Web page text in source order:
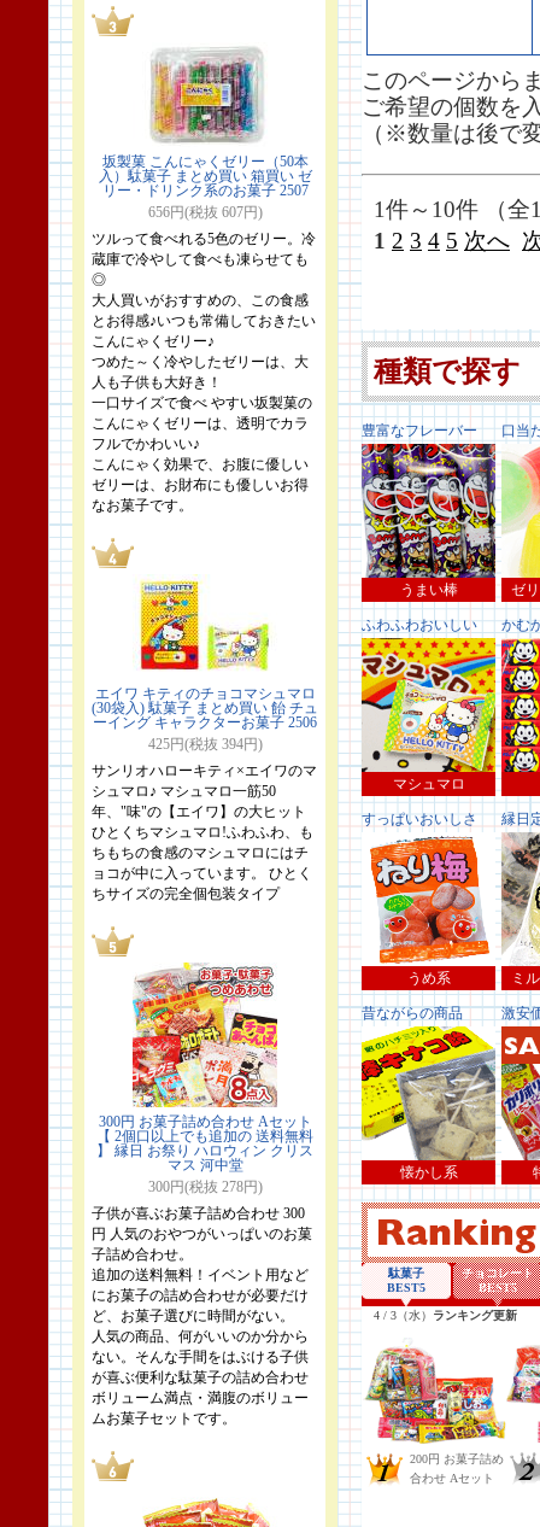
坂製菓 こんにゃくゼリー（50本
入）駄菓子 まとめ買い 箱買い ゼ
リー・ドリンク系のお菓子 2507
656円(税抜 607円)
ツルって食べれる5色のゼリー。冷
蔵庫で冷やして食べも凍らせても
◎
大人買いがおすすめの、この食感
とお得感♪いつも常備しておきたい
こんにゃくゼリー♪
つめた～く冷やしたゼリーは、大
人も子供も大好き！
一口サイズで食べ やすい坂製菓の
こんにゃくゼリーは、透明でカラ
フルでかわいい♪
こんにゃく効果で、お腹に優しい
ゼリーは、お財布にも優しいお得
なお菓子です。
エイワ キティのチョコマシュマロ
(30袋入) 駄菓子 まとめ買い 飴 チュ
ーイング キャラクターお菓子 2506
425円(税抜 394円)
サンリオハローキティ×エイワのマ
シュマロ♪ マシュマロ一筋50
年、"味"の【エイワ】の大ヒット
ひとくちマシュマロ!ふわふわ、も
ちもちの食感のマシュマロにはチ
ョコが中に入っています。 ひとく
ちサイズの完全個包装タイプ
300円 お菓子詰め合わせ Aセット
【 2個口以上でも追加の 送料無料
】 縁日 お祭り ハロウィン クリス
マス 河中堂
300円(税抜 278円)
子供が喜ぶお菓子詰め合わせ 300
円 人気のおやつがいっぱいのお菓
子詰め合わせ。
追加の送料無料！イベント用など
にお菓子の詰め合わせが必要だけ
ど、お菓子選びに時間がない。
人気の商品、何がいいのか分から
ない。そんな手間をはぶける子供
が喜ぶ便利な駄菓子の詰め合わせ
ボリューム満点・満腹のボリュー
ムお菓子セットです。
このページから
ご希望の個数を
（※数量は後で
1件～10件 （
1 2 3 4 5 次へ
種類で探す
豊富なフレーバー
うまい棒
口当
ゼ
ふわふわおいしい
マシュマロ
かむ
すっぱいおいしさ
うめ系
縁日
ミ
昔ながらの商品
懐かし系
激安